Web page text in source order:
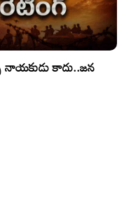
నాయకుడు కాదు..జన